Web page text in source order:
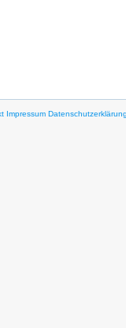
Impressum Datenschutzerklärung